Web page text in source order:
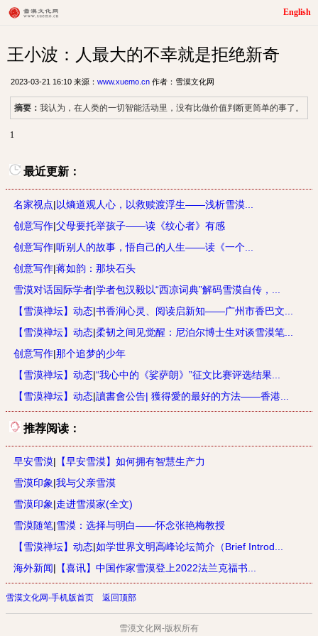
English
王小波：人最大的不幸就是拒绝新奇
2023-03-21 16:10 来源： www.xuemo.cn 作者：雪漠文化网
摘要： 我认为，在人类的一切智能活动里，没有比做价值判断更简单的事了。
1
最近更新：
名家视点|以熵道观人心，以救赎渡浮生——浅析雪漠...
创意写作|父母要托举孩子——读《纹心者》有感
创意写作|听别人的故事，悟自己的人生——读《一个...
创意写作|蒋如韵：那块石头
雪漠对话国际学者|学者包汉毅以“西凉词典”解码雪漠自传，...
【雪漠禅坛】动态|书香润心灵、阅读启新知——广州市香巴文...
【雪漠禅坛】动态|柔韧之间见觉醒：尼泊尔博士生对谈雪漠笔...
创意写作|那个追梦的少年
【雪漠禅坛】动态|“我心中的《娑萨朗》”征文比赛评选结果...
【雪漠禅坛】动态|讀書會公告| 獲得愛的最好的方法——香港...
推荐阅读：
早安雪漠| 【早安雪漠】如何拥有智慧生产力
雪漠印象|我与父亲雪漠
雪漠印象|走进雪漠家(全文)
雪漠随笔|雪漠：选择与明白——怀念张艳梅教授
【雪漠禅坛】动态|如学世界文明高峰论坛简介（Brief Introd...
海外新闻| 【喜讯】中国作家雪漠登上2022法兰克福书...
雪漠文化网-手机版首页 返回顶部
雪漠文化网-版权所有